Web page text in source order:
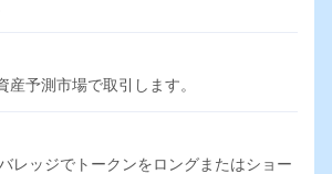
産予測市場で取引します。
レッジでトークンをロングまたはショー